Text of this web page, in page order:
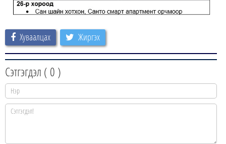
Хуваалцах Жиргэх
Сэтгэгдэл ( 0 )